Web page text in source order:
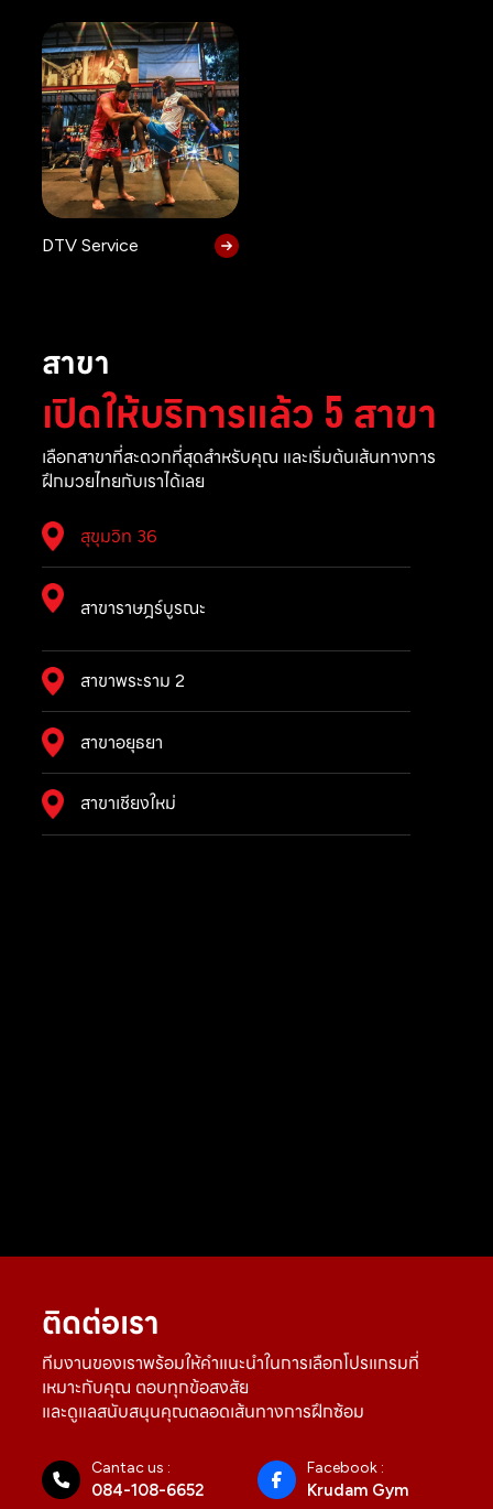
DTV Service
สาขา
เปิดให้บริการแล้ว 5 สาขา
เลือกสาขาที่สะดวกที่สุดสำหรับคุณ และเริ่มต้นเส้นทางการ
ฝึกมวยไทยกับเราได้เลย
สุขุมวิท 36
สาขาราษฎร์บูรณะ
สาขาพระราม 2
สาขาอยุธยา
สาขาเชียงใหม่
ติดต่อเรา
ทีมงานของเราพร้อมให้คำแนะนำในการเลือกโปรแกรมที่
เหมาะกับคุณ ตอบทุกข้อสงสัย
และดูแลสนับสนุนคุณตลอดเส้นทางการฝึกซ้อม
Cantac us :
084-108-6652
Facebook :
Krudam Gym